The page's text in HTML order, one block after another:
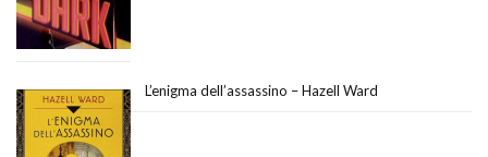
L’enigma dell’assassino – Hazell Ward